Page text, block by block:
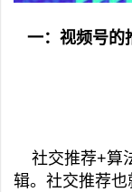
一：视频号的
社交推荐+算
辑。社交推荐